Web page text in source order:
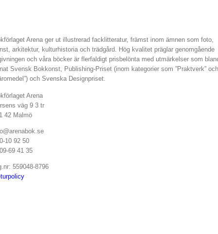
Arena ger ut illustrerad facklitteratur, främst inom ämnen som foto,
arkitektur, kulturhistoria och trädgård. Hög kvalitet präglar genomgående
och våra böcker är flerfaldigt prisbelönta med utmärkelser som
Svensk Bokkonst, Publishing-Priset (inom kategorier som ”Praktverk” och
och Svenska Designpriset.
Arena
väg 9 3 tr
42 Malmö
10 92 50
69 41 35
559048-8796